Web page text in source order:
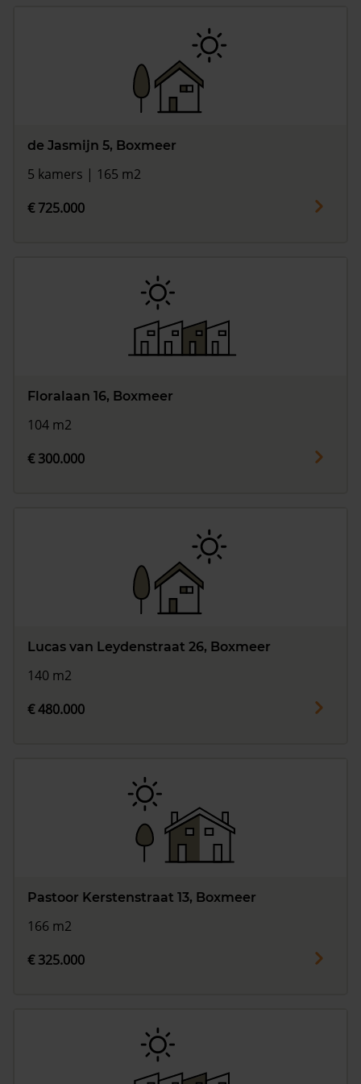
de Jasmijn 5, Boxmeer
5 kamers | 165 m2
€ 725.000
Floralaan 16, Boxmeer
104 m2
€ 300.000
Lucas van Leydenstraat 26, Boxmeer
140 m2
€ 480.000
Pastoor Kerstenstraat 13, Boxmeer
166 m2
€ 325.000